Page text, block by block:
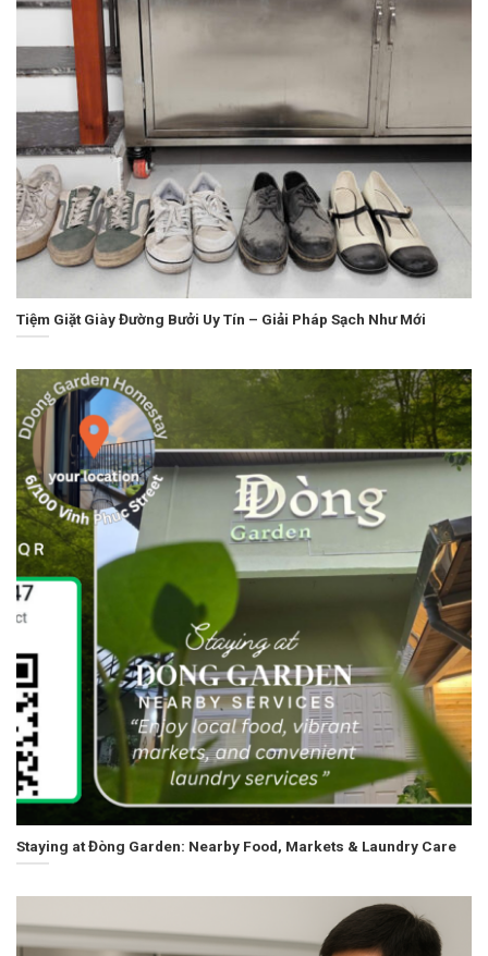
Tiệm Giặt Giày Đường Bưởi Uy Tín – Giải Pháp Sạch Như Mới
Staying at Đòng Garden: Nearby Food, Markets & Laundry Care